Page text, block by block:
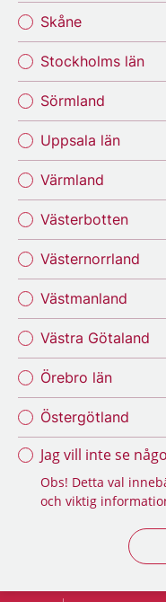
Skåne
Stockholms län
Sörmland
Uppsala län
Värmland
Västerbotten
Västernorrland
Västmanland
Västra Götaland
Örebro län
Östergötland
Jag vill inte se
Obs! Detta val
och viktig